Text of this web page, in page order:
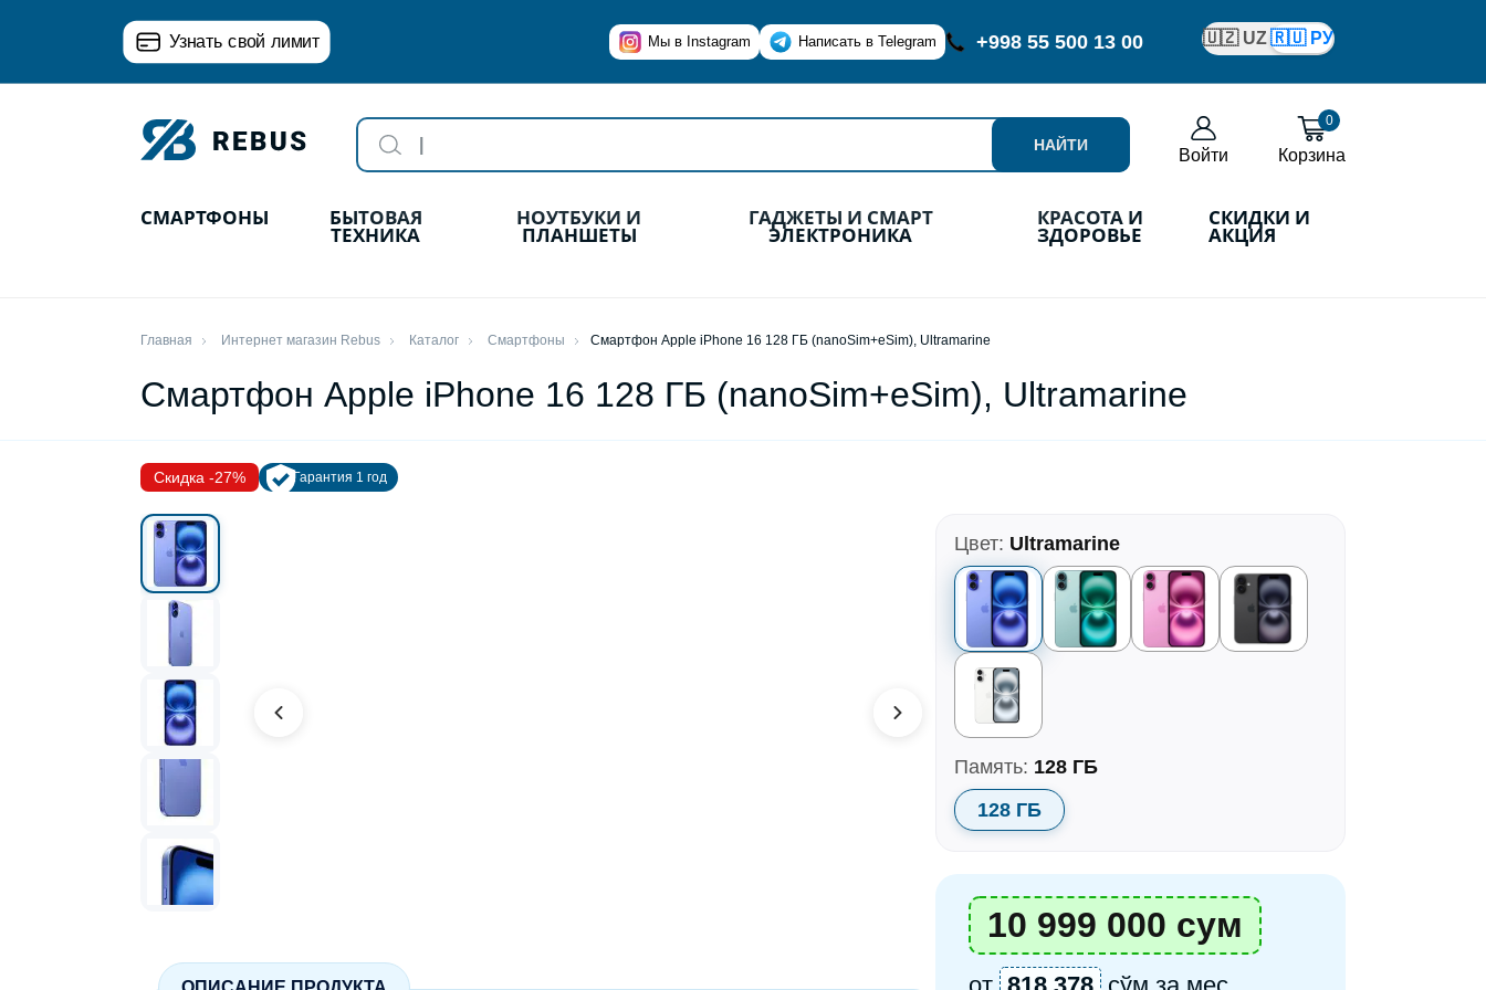
Узнать свой лимит Мы в Instagram Написать в Telegram +998 55 500 13 00 🇺🇿 UZ🇷🇺 РУ
НАЙТИ
Войти
0
Корзина
СМАРТФОНЫ БЫТОВАЯ
ТЕХНИКА
НОУТБУКИ И
ПЛАНШЕТЫ
ГАДЖЕТЫ И СМАРТ
ЭЛЕКТРОНИКА
КРАСОТА И
ЗДОРОВЬЕ
СКИДКИ И
АКЦИЯ
Главная Интернет магазин Rebus Каталог Смартфоны Смартфон Apple iPhone 16 128 ГБ (nanoSim+eSim), Ultramarine
Смартфон Apple iPhone 16 128 ГБ (nanoSim+eSim), Ultramarine
Скидка -27% Гарантия 1 год
Цвет: Ultramarine
Память: 128 ГБ
128 ГБ
10 999 000 сум